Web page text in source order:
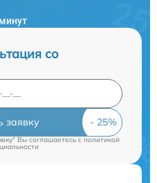
со
заявку
Вы соглашаетесь cполитикой